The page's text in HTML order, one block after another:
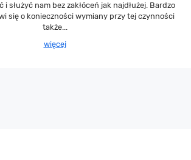
i służyć nam bez zakłóceń jak najdłużej. Bardzo
się o konieczności wymiany przy tej czynności
także...
więcej